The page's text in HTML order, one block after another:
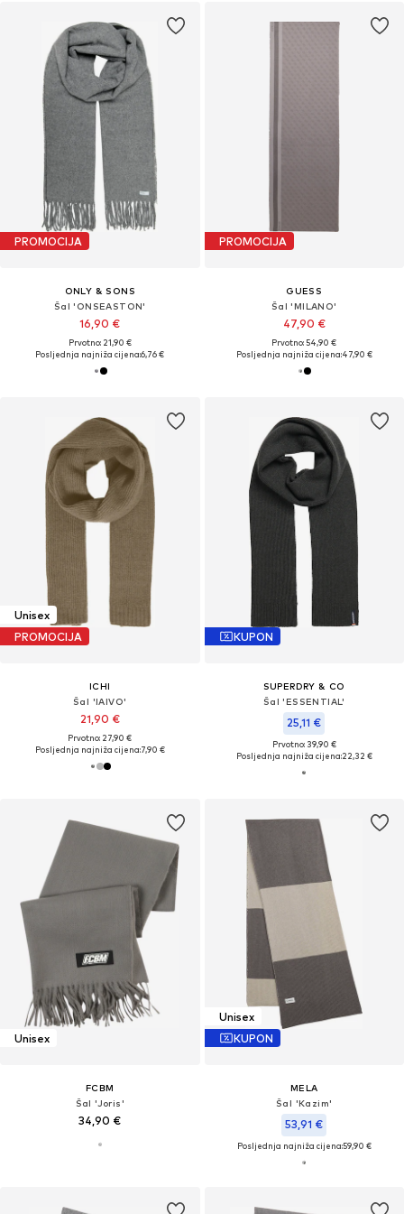
PROMOCIJA
ONLY & SONS
Šal 'ONSEASTON'
16,90 €
Prvotno: 21,90 €
Posljednja najniža cijena:6,76 €
PROMOCIJA
GUESS
Šal 'MILANO'
47,90 €
Prvotno: 54,90 €
Posljednja najniža cijena:47,90 €
Unisex
PROMOCIJA
ICHI
Šal 'IAIVO'
21,90 €
Prvotno: 27,90 €
Posljednja najniža cijena:7,90 €
KUPON
SUPERDRY & CO
Šal 'ESSENTIAL'
25,11 €
Prvotno: 39,90 €
Posljednja najniža cijena:22,32 €
Unisex
FCBM
Šal 'Joris'
34,90 €
Unisex
KUPON
MELA
Šal 'Kazim'
53,91 €
Posljednja najniža cijena:59,90 €